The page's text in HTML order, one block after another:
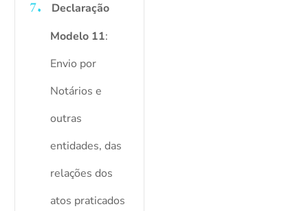
Declaração
Modelo 11:
Envio por
Notários e
outras
entidades, das
relações dos
atos praticados